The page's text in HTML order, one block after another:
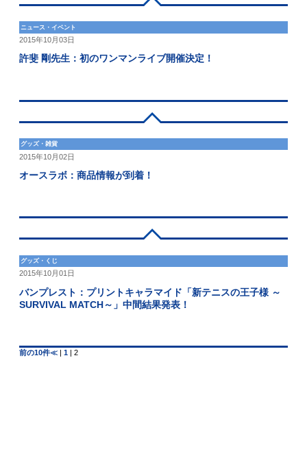
ニュース・イベント
2015年10月03日
許斐 剛先生：初のワンマンライブ開催決定！
グッズ・雑貨
2015年10月02日
オースラボ：商品情報が到着！
グッズ・くじ
2015年10月01日
バンプレスト：プリントキャラマイド「新テニスの王子様 ～
SURVIVAL MATCH～」中間結果発表！
前の10件≪ | 1 | 2